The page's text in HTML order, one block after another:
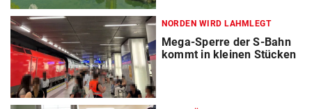
NORDEN WIRD LAHMLEGT
Mega-Sperre der S-Bahn
kommt in kleinen Stücken